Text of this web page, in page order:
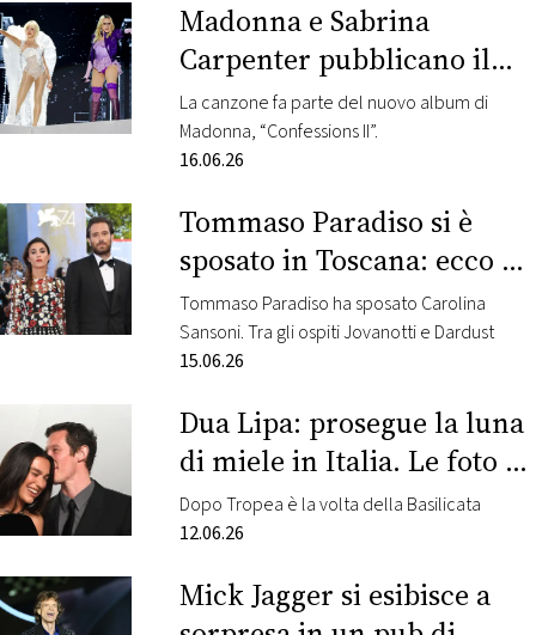
Madonna e Sabrina
Carpenter pubblicano il
video di Bring Your Love:
guarda la clip
La canzone fa parte del nuovo album di
Madonna, “Confessions II”.
16.06.26
Tommaso Paradiso si è
sposato in Toscana: ecco gli
scatti
Tommaso Paradiso ha sposato Carolina
Sansoni. Tra gli ospiti Jovanotti e Dardust
15.06.26
Dua Lipa: prosegue la luna
di miele in Italia. Le foto a
Matera
Dopo Tropea è la volta della Basilicata
12.06.26
Mick Jagger si esibisce a